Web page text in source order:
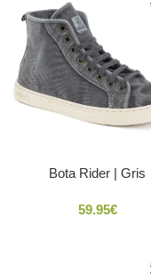
Bota Rider | Gris
59.95€